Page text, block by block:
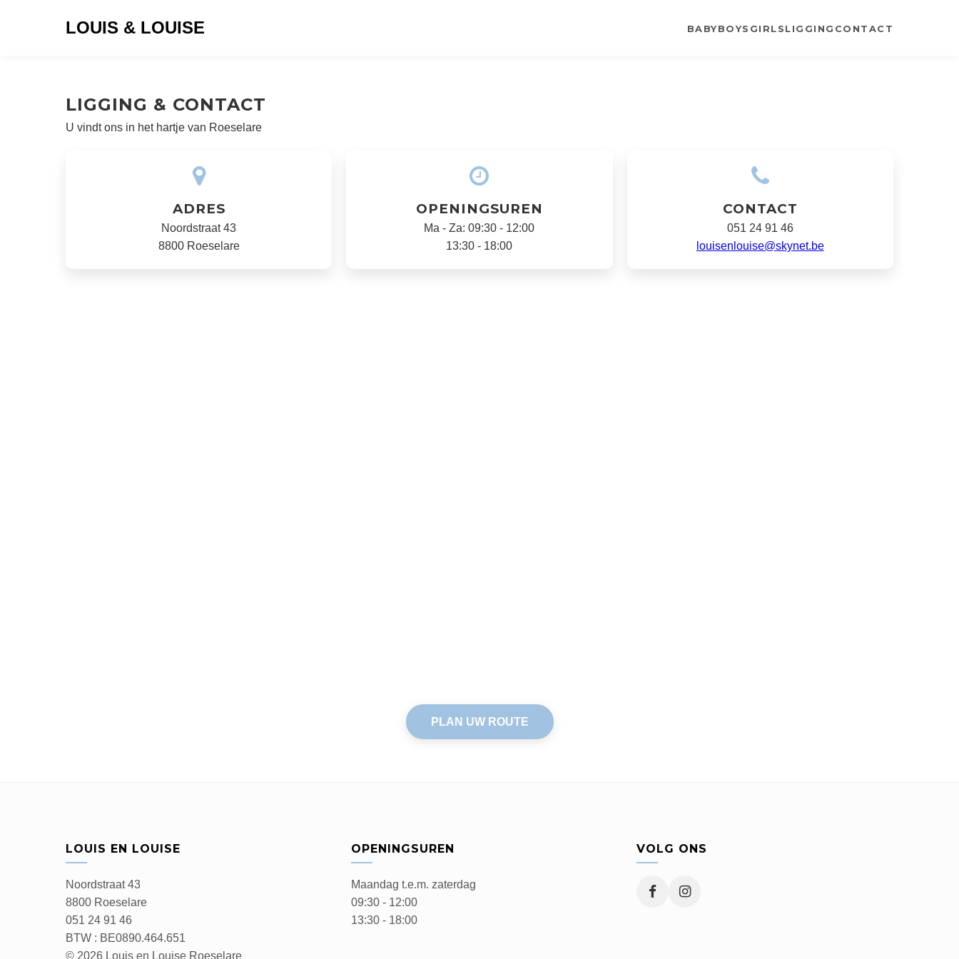
LOUIS & LOUISE BABYBOYS GIRLS LIGGING CONTACT
LIGGING & CONTACT
U vindt ons in het hartje van Roeselare
ADRES
Noordstraat 43
8800 Roeselare
OPENINGSUREN
Ma - Za: 09:30 - 12:00
13:30 - 18:00
CONTACT
051 24 91 46
louisenlouise@skynet.be
PLAN UW ROUTE
LOUIS EN LOUISE
Noordstraat 43
8800 Roeselare
051 24 91 46
BTW : BE0890.464.651
OPENINGSUREN
Maandag t.e.m. zaterdag
09:30 - 12:00
13:30 - 18:00
VOLG ONS
© 2026 Louis en Louise Roeselare